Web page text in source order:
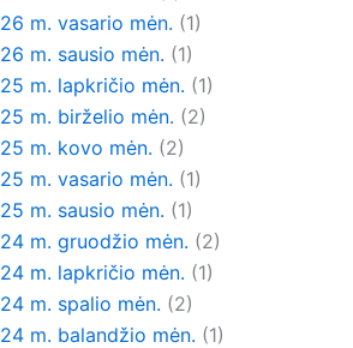
m. vasario mėn. (1)
m. sausio mėn. (1)
m. lapkričio mėn. (1)
m. birželio mėn. (2)
m. kovo mėn. (2)
m. vasario mėn. (1)
m. sausio mėn. (1)
m. gruodžio mėn. (2)
m. lapkričio mėn. (1)
m. spalio mėn. (2)
m. balandžio mėn. (1)